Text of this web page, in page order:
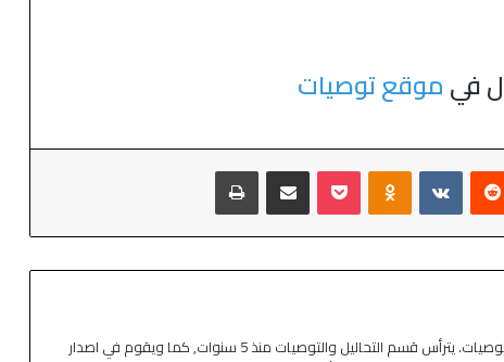
فيموقع توصيات
كاتب ومحلل اقتصادي في موقع توصيات. يترأس قسم التحاليل والتوصيات منذ 5 سنوات, كما ويقوم في اصدار